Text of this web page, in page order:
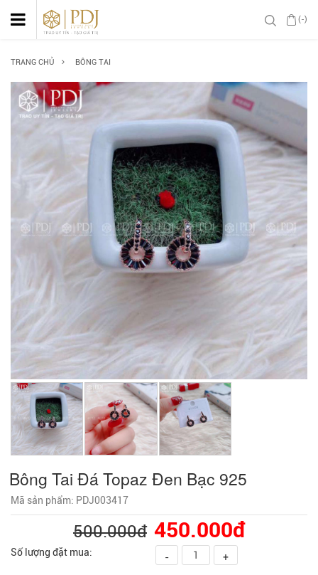
(-)
TRANG CHỦ BÔNG TAI
Bông Tai Đá Topaz Đen Bạc 925
Mã sản phẩm: PDJ003417
500.000đ 450.000đ
Số lượng đặt mua: - +